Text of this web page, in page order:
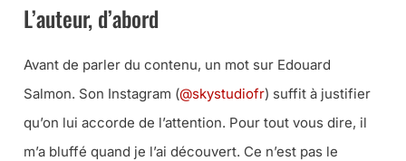
L’auteur, d’abord
Avant de parler du contenu, un mot sur Edouard
Salmon. Son Instagram (@skystudiofr) suffit à justifier
qu’on lui accorde de l’attention. Pour tout vous dire, il
m’a bluffé quand je l’ai découvert. Ce n’est pas le